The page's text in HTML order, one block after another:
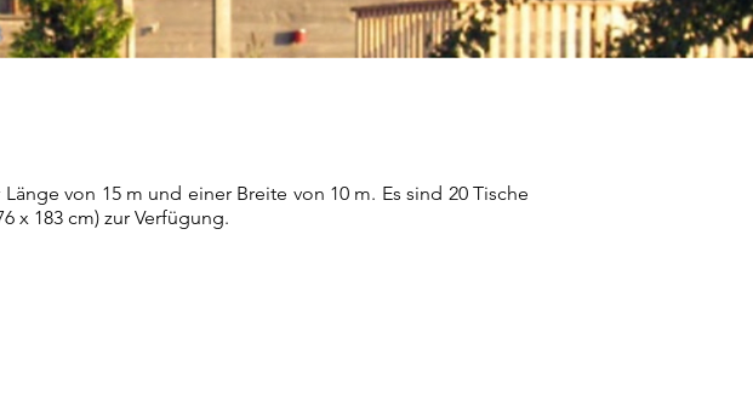
von 15 m und einer Breite von 10 m. Es sind 20 Tische
x 183 cm) zur Verfügung.